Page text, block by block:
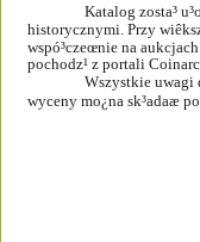
Katalog zosta³
historycznymi. Przy
wspó³czeœnie na
pochodz¹ z portali
Wszystkie uwagi
wyceny mo¿na sk³adaæ